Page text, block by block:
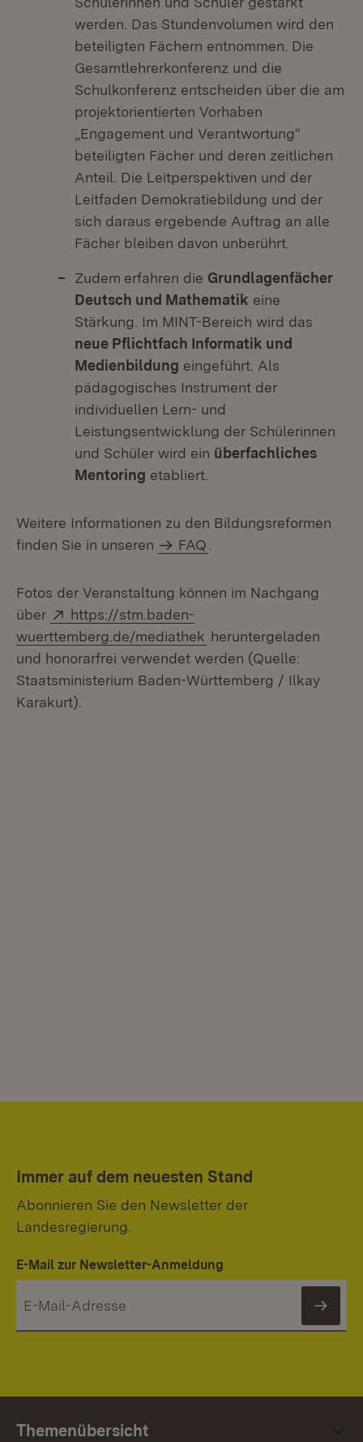
werden. Das Stundenvolumen wird den
beteiligten Fächern entnommen. Die
Gesamtlehrerkonferenz und die
Schulkonferenz entscheiden über die am
projektorientierten Vorhaben
„Engagement und Verantwortung“
beteiligten Fächer und deren zeitlichen
Anteil. Die Leitperspektiven und der
Leitfaden Demokratiebildung und der
sich daraus ergebende Auftrag an alle
Fächer bleiben davon unberührt.
Zudem erfahren die Grundlagenfächer
Deutsch und Mathematik eine
Stärkung. Im MINT-Bereich wird das
neue Pflichtfach Informatik und
Medienbildung eingeführt. Als
pädagogisches Instrument der
individuellen Lern- und
Leistungsentwicklung der Schülerinnen
und Schüler wird ein überfachliches
Mentoring etabliert.
Weitere Informationen zu den Bildungsreformen
finden Sie in unseren
FAQ
Fotos der Veranstaltung können im Nachgang
über
Extern:
https://stm.baden-
wuerttemberg.de/mediathek (Öffnet in neuem
heruntergeladen
und honorarfrei verwendet werden (Quelle:
Staatsministerium Baden-Württemberg / Ilkay
Karakurt).
Immer auf dem neuesten Stand
Abonnieren Sie den Newsletter der
Landesregierung.
E-Mail zur Newsletter-Anmeldung
Themenübersicht